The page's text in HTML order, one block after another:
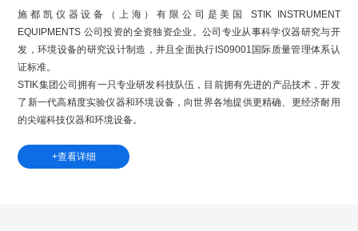
施都凯仪器设备（上海）有限公司 是美国 STIK INSTRUMENT
EQUIPMENTS 公司投资的全资独资企业。公司专业从事科学仪器研究与开
发，环境设备的研究设计制造，并且全面执行IS09001国际质量管理体系认
证标准。
STIK集团公司拥有一只专业研发科技队伍，目前拥有先进的产品技术，开发
了新一代高精度实验仪器和环境设备，向世界各地提供更精确、更经济耐用
的尖端科技仪器和环境设备。
+查看详细